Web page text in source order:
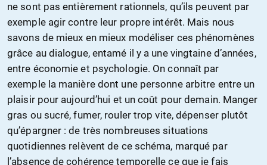
ne sont pas entièrement rationnels, qu’ils peuvent par
exemple agir contre leur propre intérêt. Mais nous
savons de mieux en mieux modéliser ces phénomènes
grâce au dialogue, entamé il y a une vingtaine d’années,
entre économie et psychologie. On connaît par
exemple la manière dont une personne arbitre entre un
plaisir pour aujourd’hui et un coût pour demain. Manger
gras ou sucré, fumer, rouler trop vite, dépenser plutôt
qu’épargner : de très nombreuses situations
quotidiennes relèvent de ce schéma, marqué par
l’absence de cohérence temporelle ce que je fais